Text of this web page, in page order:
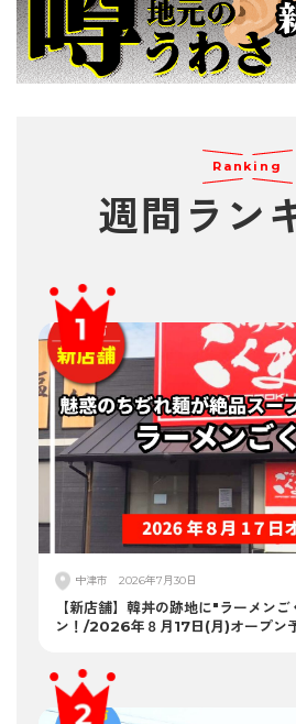
Ranking
週間 ラン
中津市 2026年7月30日
【新店舗】韓丼の跡地に"ラーメン
ン！/2026年８月17日(月)オープン